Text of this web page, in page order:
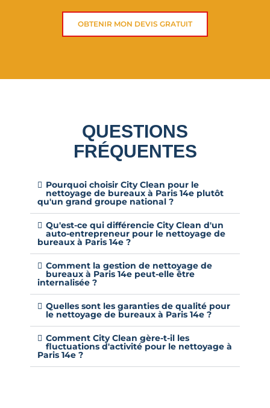
OBTENIR MON DEVIS GRATUIT
QUESTIONS
FRÉQUENTES
Pourquoi choisir City Clean pour le
nettoyage de bureaux à Paris 14e plutôt
qu'un grand groupe national ?
Qu'est-ce qui différencie City Clean d'un
auto-entrepreneur pour le nettoyage de
bureaux à Paris 14e ?
Comment la gestion de nettoyage de
bureaux à Paris 14e peut-elle être
internalisée ?
Quelles sont les garanties de qualité pour
le nettoyage de bureaux à Paris 14e ?
Comment City Clean gère-t-il les
fluctuations d'activité pour le nettoyage à
Paris 14e ?